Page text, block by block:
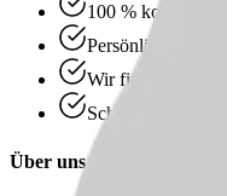
100 % kostenlos
Persönliche
Wir finden
Schneller Rückruf
Über uns